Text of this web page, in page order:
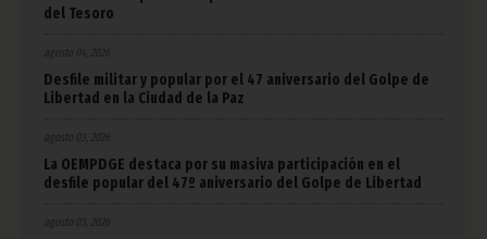
del Tesoro
agosto 04, 2026
Desfile militar y popular por el 47 aniversario del Golpe de
Libertad en la Ciudad de la Paz
La OEMPDGE destaca por su masiva participación en el
desfile popular del 47º aniversario del Golpe de Libertad